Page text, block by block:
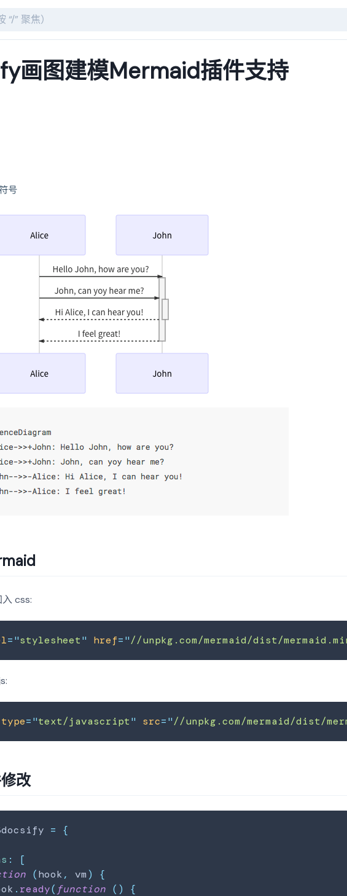
画图建模Mermaid插件支持
css:
="stylesheet" href="//unpkg.com/mermaid/dist/
type="text/javascript" src="//unpkg.com/mermaid/dist/
改
=
{
:
[
(hook, vm)
{
. ready( function ( )
{